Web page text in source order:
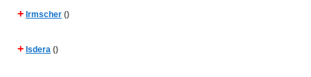
+ Irmscher ()
+ Isdera ()